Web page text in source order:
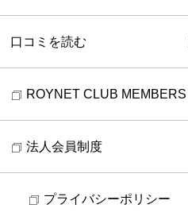
口コミを読む
ROYNET CLUB MEMBERS
法人会員制度
プライバシーポリシー